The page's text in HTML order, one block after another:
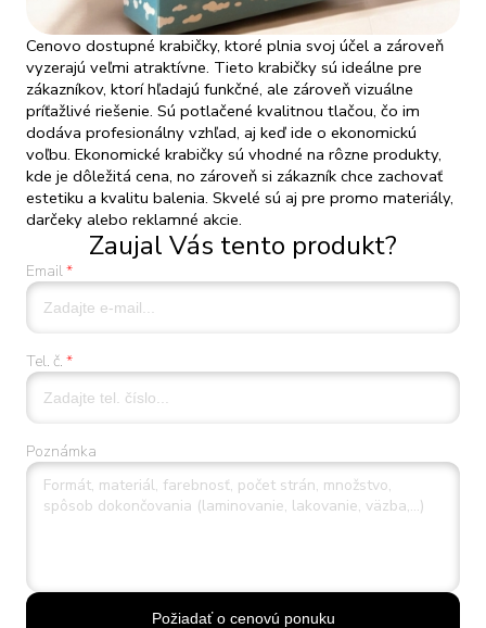
Cenovo dostupné krabičky, ktoré plnia svoj účel a zároveň
vyzerajú veľmi atraktívne. Tieto krabičky sú ideálne pre
zákazníkov, ktorí hľadajú funkčné, ale zároveň vizuálne
príťažlivé riešenie. Sú potlačené kvalitnou tlačou, čo im
dodáva profesionálny vzhľad, aj keď ide o ekonomickú
voľbu. Ekonomické krabičky sú vhodné na rôzne produkty,
kde je dôležitá cena, no zároveň si zákazník chce zachovať
estetiku a kvalitu balenia. Skvelé sú aj pre promo materiály,
darčeky alebo reklamné akcie.
Zaujal Vás tento produkt?
Email
Tel. č.
Poznámka
Požiadať o cenovú ponuku